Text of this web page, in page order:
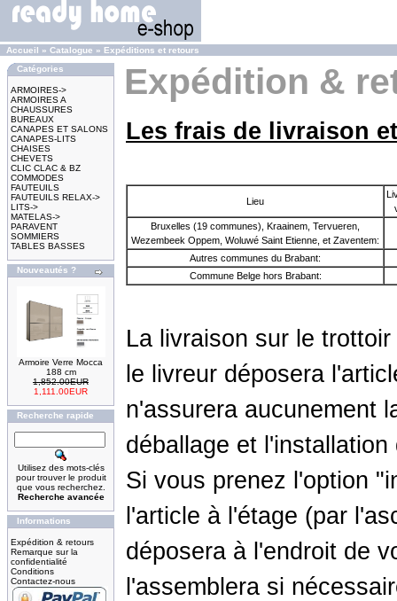
Accueil » Catalogue » Expéditions et retours
Catégories
ARMOIRES->
ARMOIRES A
CHAUSSURES
BUREAUX
CANAPES ET SALONS
CANAPES-LITS
CHAISES
CHEVETS
CLIC CLAC & BZ
COMMODES
FAUTEUILS
FAUTEUILS RELAX->
LITS->
MATELAS->
PARAVENT
SOMMIERS
TABLES BASSES
Nouveautés ?
Armoire Verre Mocca
188 cm
1,852.00EUR
1,111.00EUR
Recherche rapide
Utilisez des mots-clés
pour trouver le produit
que vous recherchez.
Recherche avancée
Informations
Expédition & retours
Remarque sur la
confidentialité
Conditions
Contactez-nous
Expédition &
Les frais de livraison
Lieu
Bruxelles (19 communes), Kraainem, Tervueren,
Wezembeek Oppem, Woluwé Saint Etienne, et Zaventem:
Autres communes du Brabant:
Commune Belge hors Brabant:
La livraison sur le
le livreur déposera
n'assurera aucunement
déballage et
Si vous prenez l'option
l'article à l'étage (par
déposera à l'endroit de
l'assemblera si